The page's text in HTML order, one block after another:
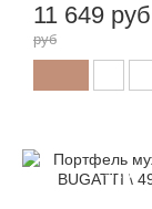
11 649 руб
руб
-12%